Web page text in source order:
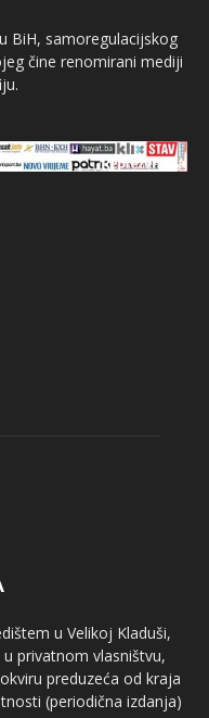
BiH, samoregulacijskog
čine renomirani mediji
u Velikoj Kladuši,
privatnom vlasništvu,
preduzeća od kraja
(periodična izdanja)